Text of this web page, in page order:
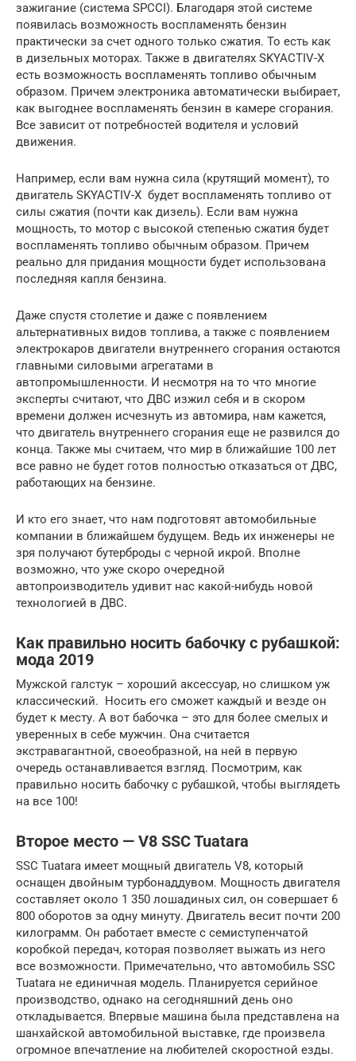
зажигание (система SPCCI). Благодаря этой системе
появилась возможность воспламенять бензин
практически за счет одного только сжатия. То есть как
в дизельных моторах. Также в двигателях SKYACTIV-X
есть возможность воспламенять топливо обычным
образом. Причем электроника автоматически выбирает,
как выгоднее воспламенять бензин в камере сгорания.
Все зависит от потребностей водителя и условий
движения.
Например, если вам нужна сила (крутящий момент), то
двигатель SKYACTIV-X будет воспламенять топливо от
силы сжатия (почти как дизель). Если вам нужна
мощность, то мотор с высокой степенью сжатия будет
воспламенять топливо обычным образом. Причем
реально для придания мощности будет использована
последняя капля бензина.
Даже спустя столетие и даже с появлением
альтернативных видов топлива, а также с появлением
электрокаров двигатели внутреннего сгорания остаются
главными силовыми агрегатами в
автопромышленности. И несмотря на то что многие
эксперты считают, что ДВС изжил себя и в скором
времени должен исчезнуть из автомира, нам кажется,
что двигатель внутреннего сгорания еще не развился до
конца. Также мы считаем, что мир в ближайшие 100 лет
все равно не будет готов полностью отказаться от ДВС,
работающих на бензине.
И кто его знает, что нам подготовят автомобильные
компании в ближайшем будущем. Ведь их инженеры не
зря получают бутерброды с черной икрой. Вполне
возможно, что уже скоро очередной
автопроизводитель удивит нас какой-нибудь новой
технологией в ДВС.
Как правильно носить бабочку с рубашкой:
мода 2019
Мужской галстук – хороший аксессуар, но слишком уж
классический. Носить его сможет каждый и везде он
будет к месту. А вот бабочка – это для более смелых и
уверенных в себе мужчин. Она считается
экстравагантной, своеобразной, на ней в первую
очередь останавливается взгляд. Посмотрим, как
правильно носить бабочку с рубашкой, чтобы выглядеть
на все 100!
Второе место — V8 SSC Tuatara
SSC Tuatara имеет мощный двигатель V8, который
оснащен двойным турбонаддувом. Мощность двигателя
составляет около 1 350 лошадиных сил, он совершает 6
800 оборотов за одну минуту. Двигатель весит почти 200
килограмм. Он работает вместе с семиступенчатой
коробкой передач, которая позволяет выжать из него
все возможности. Примечательно, что автомобиль SSC
Tuatara не единичная модель. Планируется серийное
производство, однако на сегодняшний день оно
откладывается. Впервые машина была представлена на
шанхайской автомобильной выставке, где произвела
огромное впечатление на любителей скоростной езды.